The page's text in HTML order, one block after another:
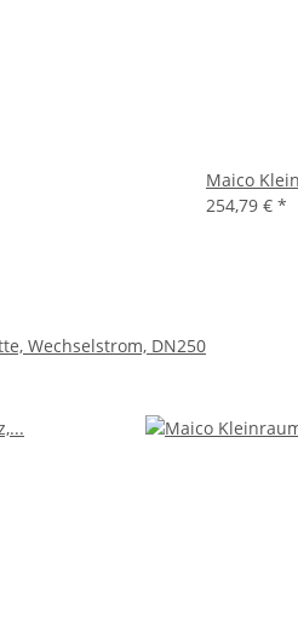
Wechselstrom, DN250
Maico
254,79 € *